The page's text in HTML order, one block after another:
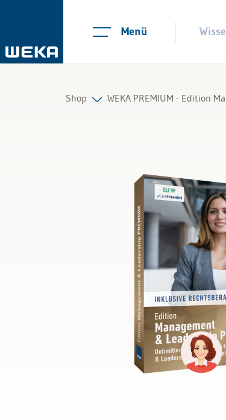
Menü
Shop
Führung & Kompetenzen
Finanzen & Steuern
Bau & Immobilien
WEKA PREMIUM - Edition